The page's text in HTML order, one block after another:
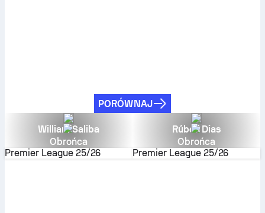
PORÓWNAJ
William Saliba
Obrońca
Premier League 25/26
Rúben Dias
Obrońca
Premier League 25/26